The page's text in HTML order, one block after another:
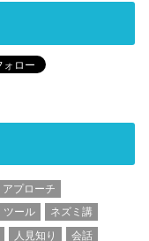
アプローチ
ツール
ネズミ講
人見知り 会話